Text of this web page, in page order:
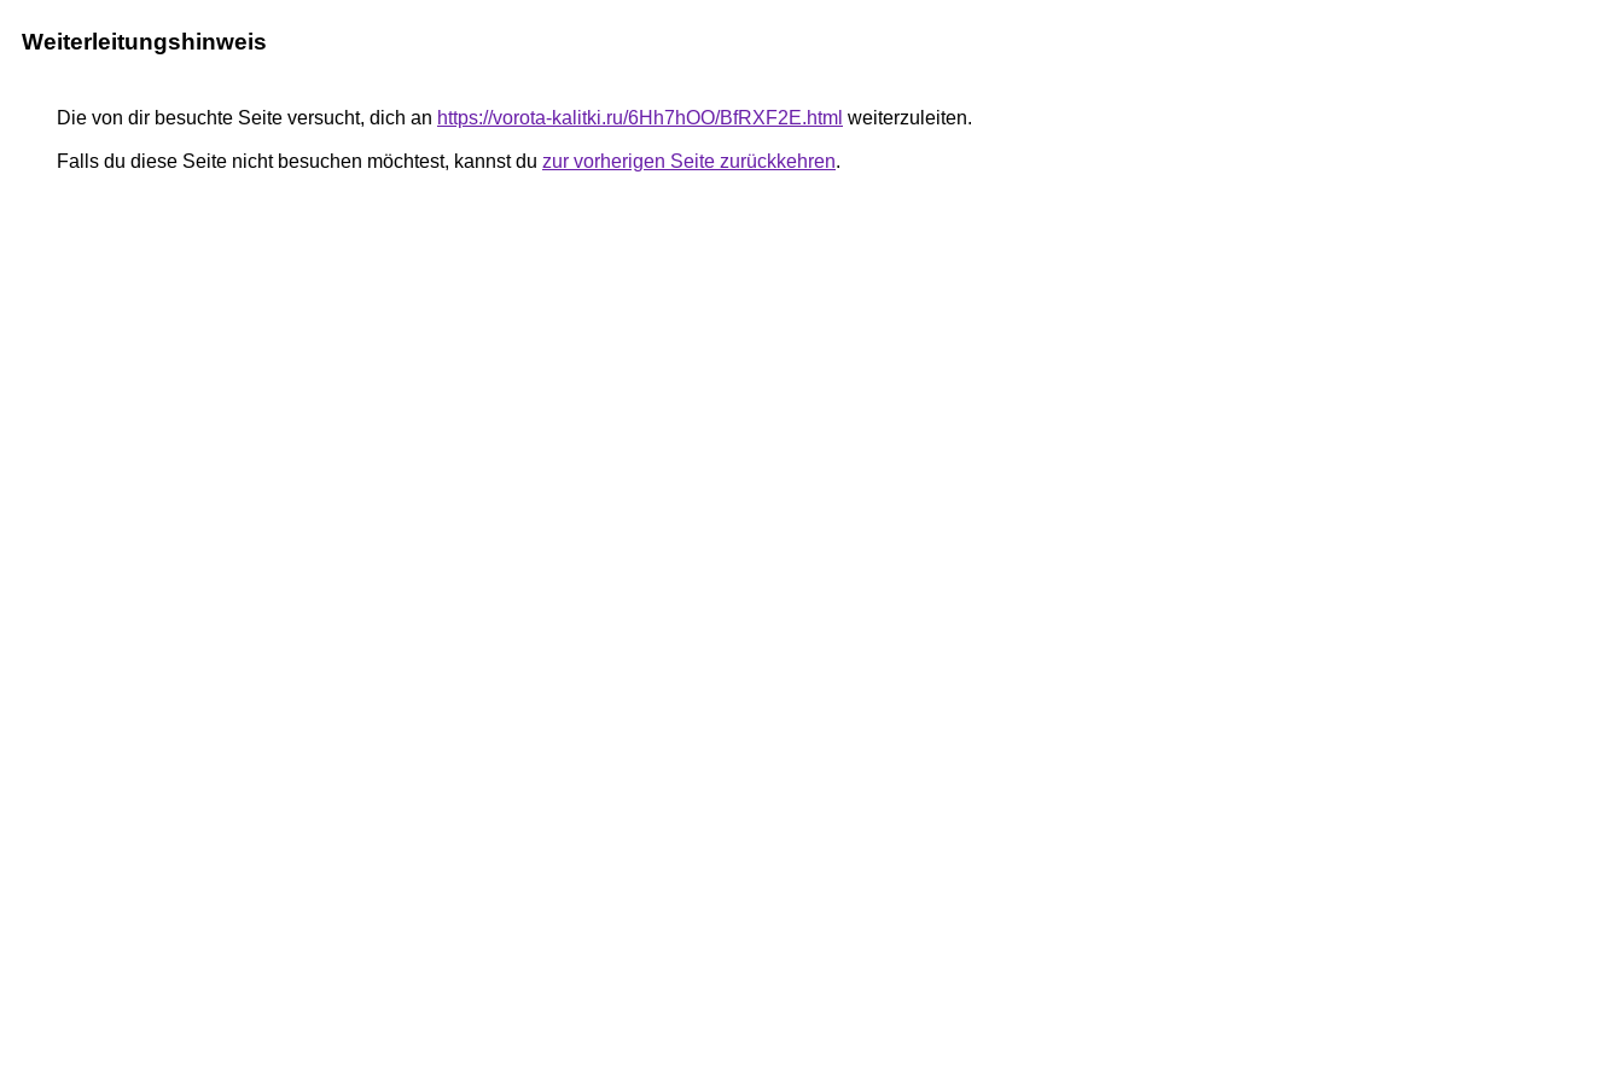
Weiterleitungshinweis
Die von dir besuchte Seite versucht, dich an https://vorota-kalitki.ru/6Hh7hOO/BfRXF2E.html weiterzuleiten.
Falls du diese Seite nicht besuchen möchtest, kannst du zur vorherigen Seite zurückkehren.